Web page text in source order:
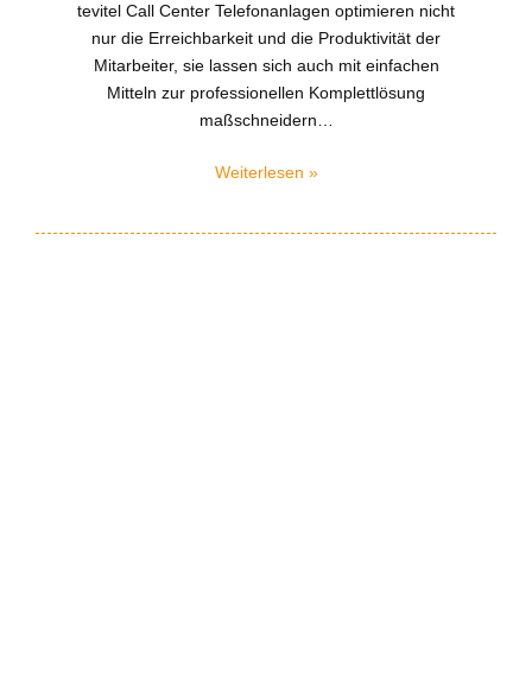
tevitel Call Center Telefonanlagen optimieren nicht
nur die Erreichbarkeit und die Produktivität der
Mitarbeiter, sie lassen sich auch mit einfachen
Mitteln zur professionellen Komplettlösung
maßschneidern…
Weiterlesen »